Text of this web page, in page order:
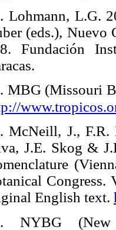
Lohmann, L.G.
(eds.), Nuevo
Fundación
MBG (Missouri
McNeill, J., F.R.
J.E. Skog &
Congress.
English text.
NYBG (New